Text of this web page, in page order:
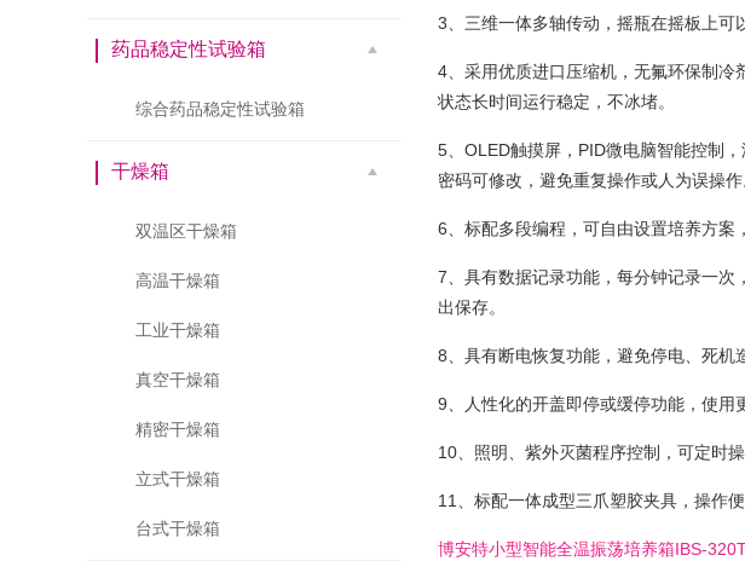
药品稳定性试验箱
综合药品稳定性试验箱
干燥箱
双温区干燥箱
高温干燥箱
工业干燥箱
真空干燥箱
精密干燥箱
立式干燥箱
台式干燥箱
3、三维一体多轴传动，摇瓶在摇板上可
4、采用优质进口压缩机，无氟环保制
状态长时间运行稳定，不冰堵。
5、OLED触摸屏，PID微电脑智能控制
密码可修改，避免重复操作或人为误操作
6、标配多段编程，可自由设置培养方案
7、具有数据记录功能，每分钟记录一次
出保存。
8、具有断电恢复功能，避免停电、死机
9、人性化的开盖即停或缓停功能，使用
10、照明、紫外灭菌程序控制，可定时
11、标配一体成型三爪塑胶夹具，操作
博安特小型智能全温振荡培养箱IBS-